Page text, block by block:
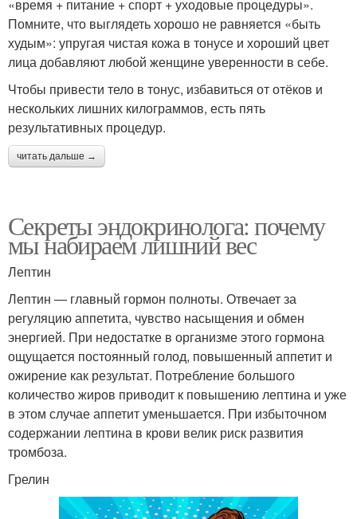
«время + питание + спорт + уходовые процедуры».
Помните, что выглядеть хорошо не равняется «быть
худым»: упругая чистая кожа в тонусе и хороший цвет
лица добавляют любой женщине уверенности в себе.
Чтобы привести тело в тонус, избавиться от отёков и
нескольких лишних килограммов, есть пять
результативных процедур.
читать дальше →
Секреты эндокринолога: почему
мы набираем лишний вес
Лептин
Лептин — главный гормон полноты. Отвечает за
регуляцию аппетита, чувство насыщения и обмен
энергией. При недостатке в организме этого гормона
ощущается постоянный голод, повышенный аппетит и
ожирение как результат. Потребление большого
количество жиров приводит к повышению лептина и уже
в этом случае аппетит уменьшается. При избыточном
содержании лептина в крови велик риск развития
тромбоза.
Грелин